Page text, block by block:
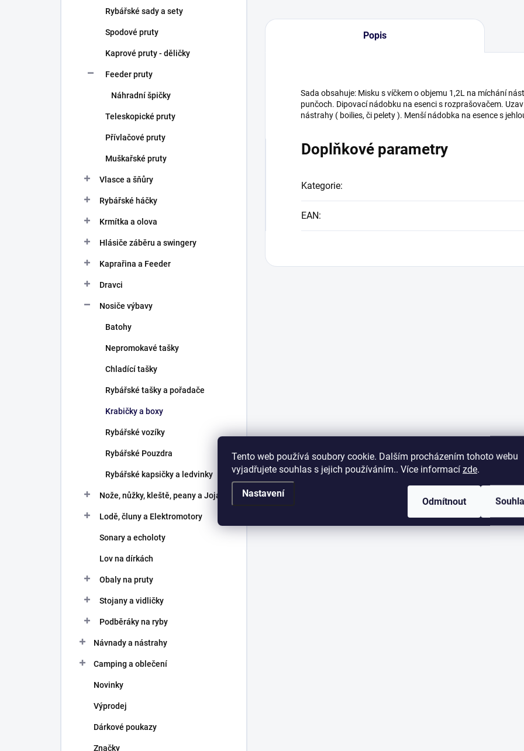
Tento web používá soubory cookie. Dalším procházením tohoto webu
vyjadřujete souhlas s jejich používáním.. Více informací zde.
Nastavení
Odmítnout
Rybářské sady a sety
Spodové pruty
Kaprové pruty - děličky
Feeder pruty
Náhradní špičky
Teleskopické pruty
Přívlačové pruty
Muškařské pruty
Vlasce a šňůry
Rybářské háčky
Krmítka a olova
Hlásiče záběru a swingery
Kaprařina a Feeder
Dravci
Nosiče výbavy
Batohy
Nepromokavé tašky
Chladící tašky
Rybářské tašky a pořadače
Krabičky a boxy
Rybářské vozíky
Rybářské Pouzdra
Rybářské kapsičky a ledvinky
Nože, nůžky, kleště, peany a Joja
Lodě, čluny a Elektromotory
Sonary a echoloty
Lov na dírkách
Obaly na pruty
Stojany a vidličky
Podběráky na ryby
Návnady a nástrahy
Camping a oblečení
Novinky
Výprodej
Dárkové poukazy
Značky
Popis
Sada obsahuje: Misku s víčkem o objemu 1,2L na míchání
punčoch. Dipovací nádobku na esenci s rozprašovačem.
nástrahy ( boilies, či pelety ). Menší nádobka na esence s
Doplňkové parametry
Kategorie:
EAN: